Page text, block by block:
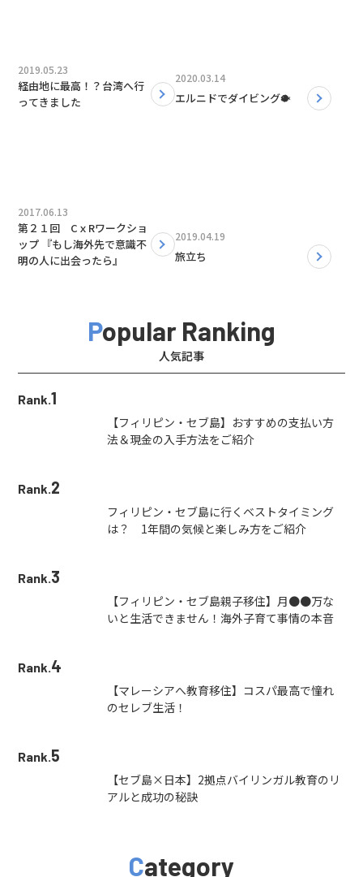
2019.05.23
経由地に最高！？台湾へ行
ってきました
2020.03.14
エルニドでダイビング🐡
2017.06.13
第２１回 CｘRワークショ
ップ 『もし海外先で意識不
明の人に出会ったら』
2019.04.19
旅立ち
Popular Ranking
人気記事
Rank.1
【フィリピン・セブ島】おすすめの支払い方
法＆現金の入手方法をご紹介
Rank. 2
フィリピン・セブ島に行くベストタイミング
は？ 1年間の気候と楽しみ方をご紹介
Rank. 3
【フィリピン・セブ島親子移住】月●●万な
いと生活できません！海外子育て事情の本音
Rank. 4
【マレーシアへ教育移住】コスパ最高で憧れ
のセレブ生活！
Rank. 5
【セブ島×日本】2拠点バイリンガル教育のリ
アルと成功の秘訣
Category